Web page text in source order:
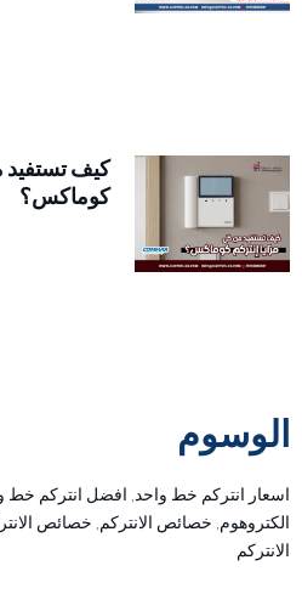
كيف تستفيد
كوماكس؟
الوسوم
اسعار انتركم خط واحد, افضل انتركم خط
الكتروهوم, خصائص الانتركم, خصائص
الانتركم